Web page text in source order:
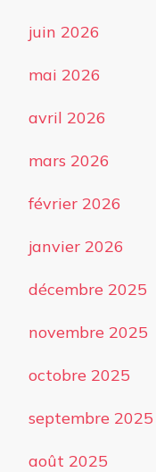
juin 2026
mai 2026
avril 2026
mars 2026
février 2026
janvier 2026
décembre 2025
novembre 2025
octobre 2025
septembre 2025
août 2025